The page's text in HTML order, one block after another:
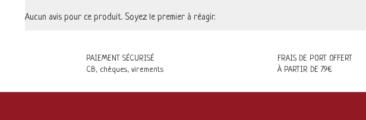
Aucun avis pour ce produit. Soyez le premier à réagir.
PAIEMENT SÉCURISÉ
CB, chèques, virements
FRAIS DE PORT OFFERT
À PARTIR DE 79€